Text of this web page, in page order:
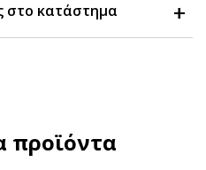
στο κατάστημα
προϊόντα